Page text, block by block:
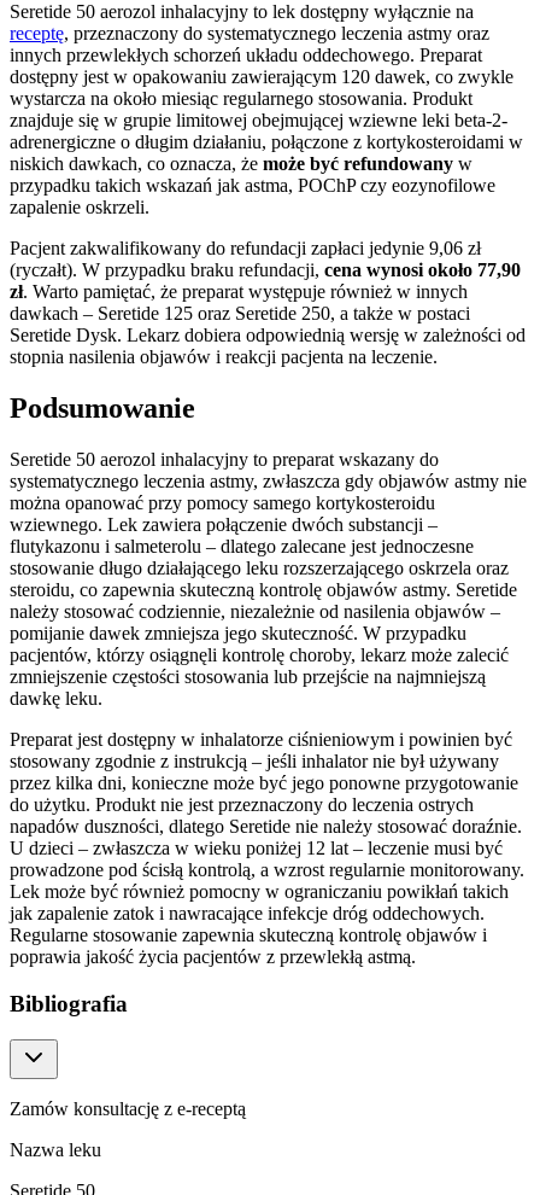
Seretide 50 aerozol inhalacyjny to lek dostępny wyłącznie na
receptę, przeznaczony do systematycznego leczenia astmy oraz
innych przewlekłych schorzeń układu oddechowego. Preparat
dostępny jest w opakowaniu zawierającym 120 dawek, co zwykle
wystarcza na około miesiąc regularnego stosowania. Produkt
znajduje się w grupie limitowej obejmującej wziewne leki beta-2-
adrenergiczne o długim działaniu, połączone z kortykosteroidami w
niskich dawkach, co oznacza, że może być refundowany w
przypadku takich wskazań jak astma, POChP czy eozynofilowe
zapalenie oskrzeli.
Pacjent zakwalifikowany do refundacji zapłaci jedynie 9,06 zł
(ryczałt). W przypadku braku refundacji, cena wynosi około 77,90
zł. Warto pamiętać, że preparat występuje również w innych
dawkach – Seretide 125 oraz Seretide 250, a także w postaci
Seretide Dysk. Lekarz dobiera odpowiednią wersję w zależności od
stopnia nasilenia objawów i reakcji pacjenta na leczenie.
Podsumowanie
Seretide 50 aerozol inhalacyjny to preparat wskazany do
systematycznego leczenia astmy, zwłaszcza gdy objawów astmy nie
można opanować przy pomocy samego kortykosteroidu
wziewnego. Lek zawiera połączenie dwóch substancji –
flutykazonu i salmeterolu – dlatego zalecane jest jednoczesne
stosowanie długo działającego leku rozszerzającego oskrzela oraz
steroidu, co zapewnia skuteczną kontrolę objawów astmy. Seretide
należy stosować codziennie, niezależnie od nasilenia objawów –
pomijanie dawek zmniejsza jego skuteczność. W przypadku
pacjentów, którzy osiągnęli kontrolę choroby, lekarz może zalecić
zmniejszenie częstości stosowania lub przejście na najmniejszą
dawkę leku.
Preparat jest dostępny w inhalatorze ciśnieniowym i powinien być
stosowany zgodnie z instrukcją – jeśli inhalator nie był używany
przez kilka dni, konieczne może być jego ponowne przygotowanie
do użytku. Produkt nie jest przeznaczony do leczenia ostrych
napadów duszności, dlatego Seretide nie należy stosować doraźnie.
U dzieci – zwłaszcza w wieku poniżej 12 lat – leczenie musi być
prowadzone pod ścisłą kontrolą, a wzrost regularnie monitorowany.
Lek może być również pomocny w ograniczaniu powikłań takich
jak zapalenie zatok i nawracające infekcje dróg oddechowych.
Regularne stosowanie zapewnia skuteczną kontrolę objawów i
poprawia jakość życia pacjentów z przewlekłą astmą.
Bibliografia
Zamów konsultację z e-receptą
Nazwa leku